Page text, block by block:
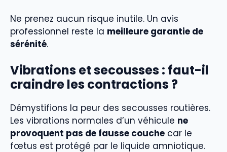
Ne prenez aucun risque inutile. Un avis
professionnel reste la meilleure garantie de
sérénité.
Vibrations et secousses : faut-il
craindre les contractions ?
Démystifions la peur des secousses routières.
Les vibrations normales d’un véhicule ne
provoquent pas de fausse couche car le
fœtus est protégé par le liquide amniotique.